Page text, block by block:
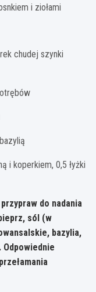
i ziołami
chudej szynki
i koperkiem, 0,5 łyżki
do nadania
sól (w
bazylia,
Odpowiednie